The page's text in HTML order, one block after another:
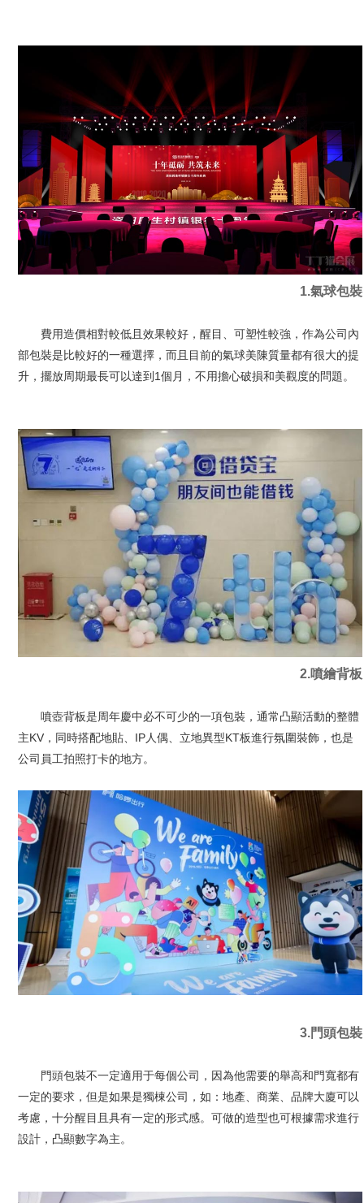
1.氣球包裝
費用造價相對較低且效果較好，醒目、可塑性較強，作為公司內
部包裝是比較好的一種選擇，而且目前的氣球美陳質量都有很大的提
升，擺放周期最長可以達到1個月，不用擔心破損和美觀度的問題。
2.噴繪背板
噴壺背板是周年慶中必不可少的一項包裝，通常凸顯活動的整體
主KV，同時搭配地貼、IP人偶、立地異型KT板進行氛圍裝飾，也是
公司員工拍照打卡的地方。
3.門頭包裝
門頭包裝不一定適用于每個公司，因為他需要的舉高和門寬都有
一定的要求，但是如果是獨棟公司，如：地產、商業、品牌大廈可以
考慮，十分醒目且具有一定的形式感。可做的造型也可根據需求進行
設計，凸顯數字為主。